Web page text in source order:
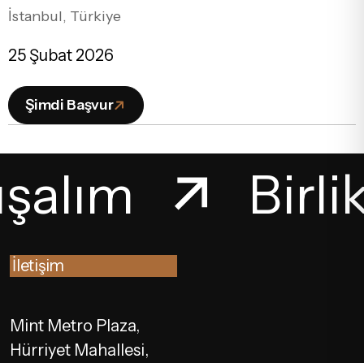
İstanbul, Türkiye
25 Şubat 2026
Şimdi Başvur
İletişim
Mint Metro Plaza,
Hürriyet Mahallesi,